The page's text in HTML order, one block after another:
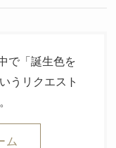
で「誕生色を
うリクエスト
ム